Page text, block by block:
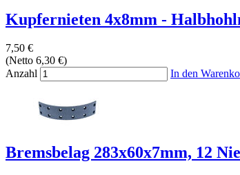
Kupfernieten 4x8mm -
7,50 €
(Netto 6,30 €)
Anzahl
In den
Bremsbelag 283x60x7mm, 12